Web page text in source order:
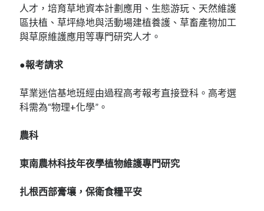
人才，培育草地資本計劃應用、生態游玩、天然維護
區扶植、草坪綠地與活動場建植養護、草畜產物加工
與草原維護應用等專門研究人才。
●報考請求
草業迷信基地班經由過程高考報考直接登科。高考選
科需為“物理+化學”。
農科
東南農林科技年夜學植物維護專門研究
扎根西部膏壤，保衛食糧平安